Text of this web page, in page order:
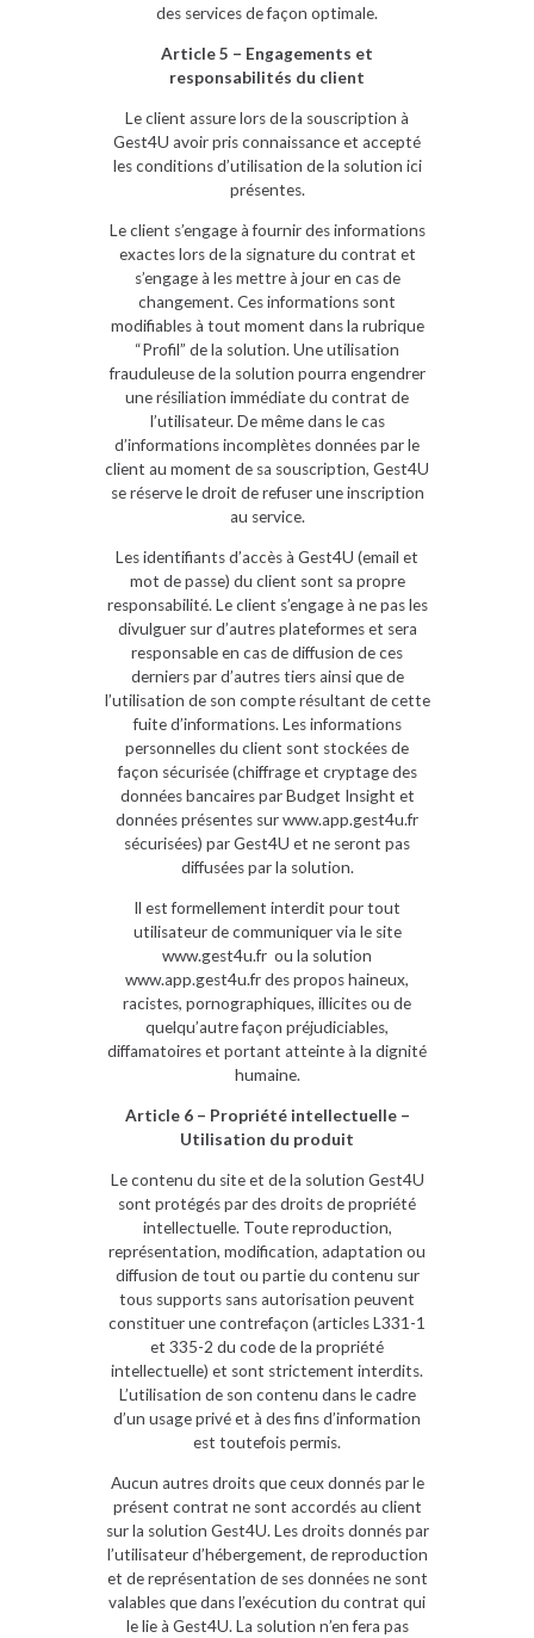
des services de façon optimale.
Article 5 – Engagements et
responsabilités du client
Le client assure lors de la souscription à
Gest4U avoir pris connaissance et accepté
les conditions d’utilisation de la solution ici
présentes.
Le client s’engage à fournir des informations
exactes lors de la signature du contrat et
s’engage à les mettre à jour en cas de
changement. Ces informations sont
modifiables à tout moment dans la rubrique
“Profil” de la solution. Une utilisation
frauduleuse de la solution pourra engendrer
une résiliation immédiate du contrat de
l’utilisateur. De même dans le cas
d’informations incomplètes données par le
client au moment de sa souscription, Gest4U
se réserve le droit de refuser une inscription
au service.
Les identifiants d’accès à Gest4U (email et
mot de passe) du client sont sa propre
responsabilité. Le client s’engage à ne pas les
divulguer sur d’autres plateformes et sera
responsable en cas de diffusion de ces
derniers par d’autres tiers ainsi que de
l’utilisation de son compte résultant de cette
fuite d’informations. Les informations
personnelles du client sont stockées de
façon sécurisée (chiffrage et cryptage des
données bancaires par Budget Insight et
données présentes sur www.app.gest4u.fr
sécurisées) par Gest4U et ne seront pas
diffusées par la solution.
Il est formellement interdit pour tout
utilisateur de communiquer via le site
www.gest4u.fr ou la solution
www.app.gest4u.fr des propos haineux,
racistes, pornographiques, illicites ou de
quelqu’autre façon préjudiciables,
diffamatoires et portant atteinte à la dignité
humaine.
Article 6 – Propriété intellectuelle –
Utilisation du produit
Le contenu du site et de la solution Gest4U
sont protégés par des droits de propriété
intellectuelle. Toute reproduction,
représentation, modification, adaptation ou
diffusion de tout ou partie du contenu sur
tous supports sans autorisation peuvent
constituer une contrefaçon (articles L331-1
et 335-2 du code de la propriété
intellectuelle) et sont strictement interdits.
L’utilisation de son contenu dans le cadre
d’un usage privé et à des fins d’information
est toutefois permis.
Aucun autres droits que ceux donnés par le
présent contrat ne sont accordés au client
sur la solution Gest4U. Les droits donnés par
l’utilisateur d’hébergement, de reproduction
et de représentation de ses données ne sont
valables que dans l’exécution du contrat qui
le lie à Gest4U. La solution n’en fera pas